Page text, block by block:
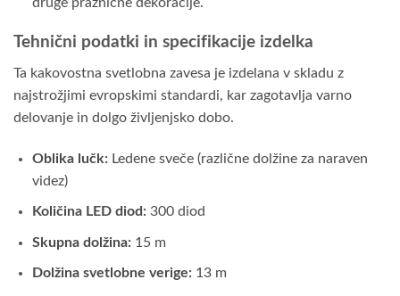
Tehnični podatki in specifikacije izdelka
Ta kakovostna svetlobna zavesa je izdelana v skladu z
najstrožjimi evropskimi standardi, kar zagotavlja varno
delovanje in dolgo življenjsko dobo.
Oblika lučk:Ledene sveče (različne dolžine za naraven
videz)
Količina LED diod:300 diod
Skupna dolžina:15 m
Dolžina svetlobne verige:13 m